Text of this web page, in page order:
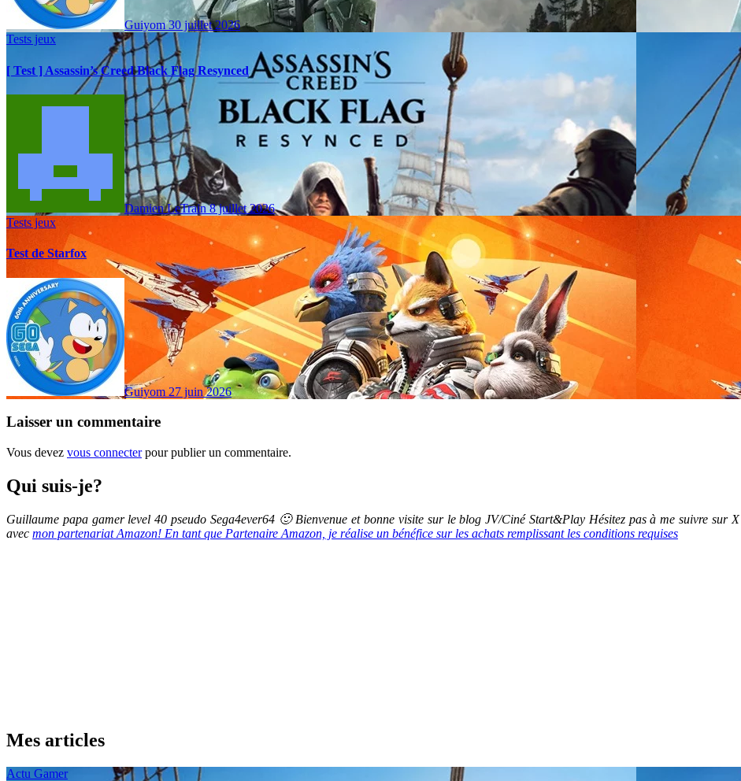
Guiyom30 juillet 2026
Tests jeux
[ Test ] Assassin’s Creed Black Flag Resynced
Damien LeTrain8 juillet 2026
Tests jeux
Test de Starfox
Guiyom 27 juin 2026
Laisser un commentaire
Vous devez vous connecterpour publier un commentaire.
Qui suis-je?
Guillaume papa gamer level 40 pseudo Sega4ever64 🙂 Bienvenue et bonne visite sur le blog JV/Ciné Start&Play Hésitez pas à me suivre sur X
avec mon partenariat Amazon! En tant que Partenaire Amazon, je réalise un bénéfice sur les achats remplissant les conditions requises
Mes articles
Actu Gamer